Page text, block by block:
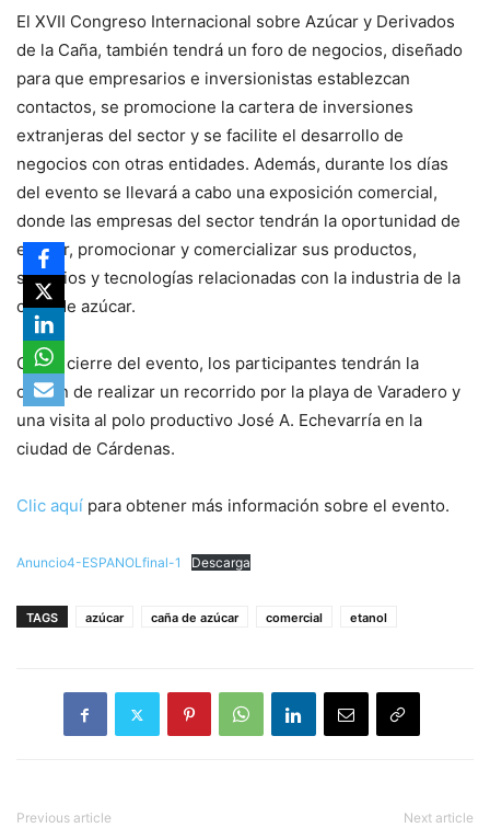
El XVII Congreso Internacional sobre Azúcar y Derivados
de la Caña, también tendrá un foro de negocios, diseñado
para que empresarios e inversionistas establezcan
contactos, se promocione la cartera de inversiones
extranjeras del sector y se facilite el desarrollo de
negocios con otras entidades. Además, durante los días
del evento se llevará a cabo una exposición comercial,
donde las empresas del sector tendrán la oportunidad de
exhibir, promocionar y comercializar sus productos,
servicios y tecnologías relacionadas con la industria de la
caña de azúcar.
Como cierre del evento, los participantes tendrán la
opción de realizar un recorrido por la playa de Varadero y
una visita al polo productivo José A. Echevarría en la
ciudad de Cárdenas.
Clic aquí para obtener más información sobre el evento.
Anuncio4-ESPANOLfinal-1 Descarga
TAGS azúcar caña de azúcar comercial etanol
Previous article Next article